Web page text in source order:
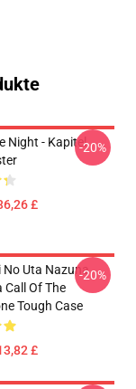
Night - Kapitel
£
-20%
No Uta Nazuna
Call Of The
Tough Case
£
-20%